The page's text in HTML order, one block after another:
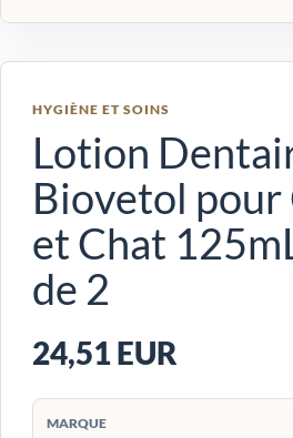
HYGIÈNE ET SOINS
Lotion
Biovetol pour
et Chat
de 2
24,51 EUR
MARQUE